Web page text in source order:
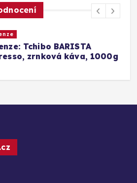
Tchibo BARISTA
zrnková káva, 1000g